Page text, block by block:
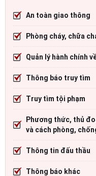
An toàn giao thông
Phòng cháy, chữa
Quản lý hành chính
Thông báo truy tìm
Truy tìm tội phạm
Phương thức, thủ
và cách phòng,
Thông tin đấu thầu
Thông báo khác